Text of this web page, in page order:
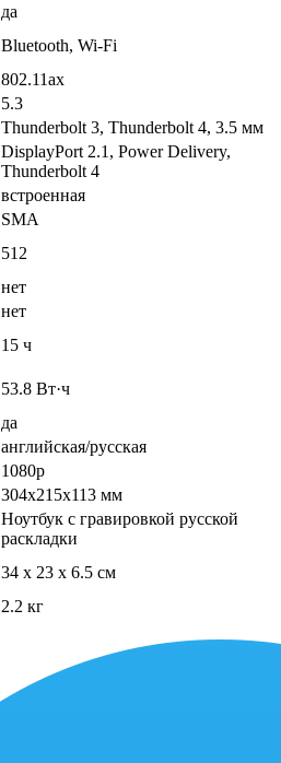
да
Bluetooth, Wi-Fi
802.11ax
5.3
Thunderbolt 3, Thunderbolt 4, 3.5 мм
DisplayPort 2.1, Power Delivery,
Thunderbolt 4
встроенная
SMA
512
нет
нет
15 ч
53.8 Вт·ч
да
английская/русская
1080p
304x215x113 мм
Ноутбук с гравировкой русской
раскладки
34 x 23 x 6.5 см
2.2 кг